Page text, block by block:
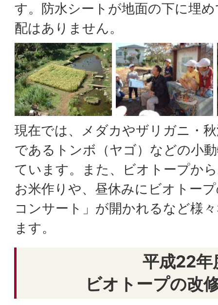
す。防水シートが地面の下に埋
配はありません。
現在では、メダカやザリガニ・
であるトンボ（ヤゴ）などの小
ています。また、ビオトープか
お米作りや、昼休みにビオトー
コンサート」が開かれるなど様
ます。
平成22年
ビオトープの改